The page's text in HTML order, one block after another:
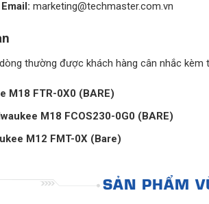
Email: marketing@techmaster.com.vn
thường được khách hàng cân nhắc kèm
M18 FTR-0X0 (BARE)
M18 FCOS230-0G0 (BARE)
M12 FMT-0X (Bare)
SẢN PHẨM